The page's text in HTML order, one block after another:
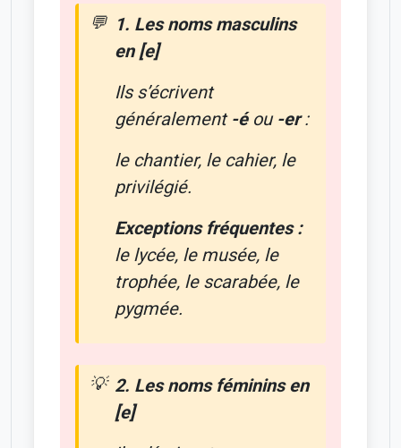
1. Les noms masculins
en [e]
Ils s’écrivent
généralement -éou -er:
le chantier, le cahier, le
privilégié.
Exceptions fréquentes :
le lycée, le musée, le
trophée, le scarabée, le
pygmée.
2. Les noms féminins en
[e]